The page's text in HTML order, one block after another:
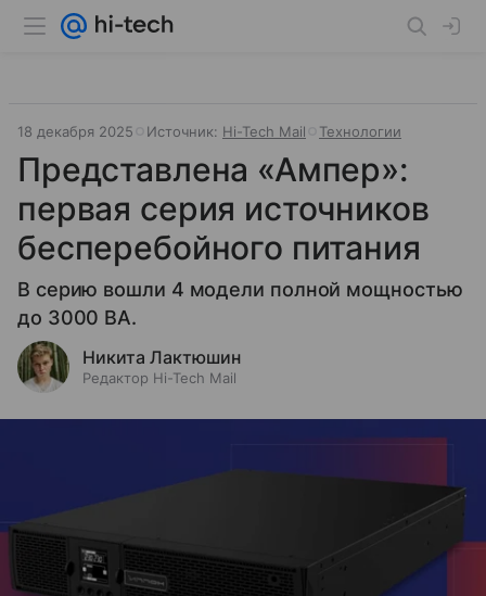
18 декабря 2025 Источник: Hi-Tech Mail Технологии
Представлена «Ампер»:
первая серия источников
бесперебойного питания
В серию вошли 4 модели полной мощностью
до 3000 ВА.
Никита Лактюшин
Редактор Hi-Tech Mail